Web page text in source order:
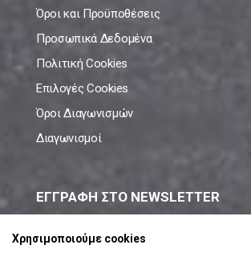
Όροι και Προϋποθέσεις
Προσωπικά Δεδομένα
Πολιτική Cookies
Επιλογές Cookies
Όροι Διαγωνισμών
Διαγωνισμοί
ΕΓΓΡΑΦΗ ΣΤΟ NEWSLETTER
Χρησιμοποιούμε cookies